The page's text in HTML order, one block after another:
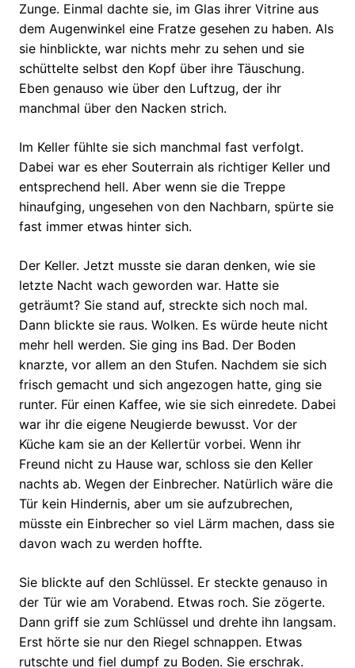
Zunge. Einmal dachte sie, im Glas ihrer Vitrine aus
dem Augenwinkel eine Fratze gesehen zu haben. Als
sie hinblickte, war nichts mehr zu sehen und sie
schüttelte selbst den Kopf über ihre Täuschung.
Eben genauso wie über den Luftzug, der ihr
manchmal über den Nacken strich.
Im Keller fühlte sie sich manchmal fast verfolgt.
Dabei war es eher Souterrain als richtiger Keller und
entsprechend hell. Aber wenn sie die Treppe
hinaufging, ungesehen von den Nachbarn, spürte sie
fast immer etwas hinter sich.
Der Keller. Jetzt musste sie daran denken, wie sie
letzte Nacht wach geworden war. Hatte sie
geträumt? Sie stand auf, streckte sich noch mal.
Dann blickte sie raus. Wolken. Es würde heute nicht
mehr hell werden. Sie ging ins Bad. Der Boden
knarzte, vor allem an den Stufen. Nachdem sie sich
frisch gemacht und sich angezogen hatte, ging sie
runter. Für einen Kaffee, wie sie sich einredete. Dabei
war ihr die eigene Neugierde bewusst. Vor der
Küche kam sie an der Kellertür vorbei. Wenn ihr
Freund nicht zu Hause war, schloss sie den Keller
nachts ab. Wegen der Einbrecher. Natürlich wäre die
Tür kein Hindernis, aber um sie aufzubrechen,
müsste ein Einbrecher so viel Lärm machen, dass sie
davon wach zu werden hoffte.
Sie blickte auf den Schlüssel. Er steckte genauso in
der Tür wie am Vorabend. Etwas roch. Sie zögerte.
Dann griff sie zum Schlüssel und drehte ihn langsam.
Erst hörte sie nur den Riegel schnappen. Etwas
rutschte und fiel dumpf zu Boden. Sie erschrak.